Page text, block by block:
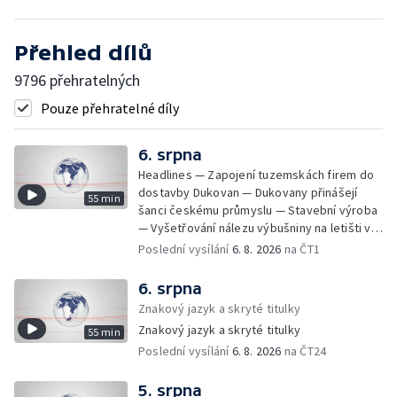
Přehled dílů
9796 přehratelných
Pouze přehratelné díly
55 min
6. srpna
Headlines — Zapojení tuzemskách firem do
dostavby Dukovan — Dukovany přinášejí
šanci českému průmyslu — Stavební výroba
— Vyšetřování nálezu výbušniny na letišti v
Lipsku — Bourání torza vyhořelé budovy ve
Omezování spotřeby vody v Jihlavě — Čistý
zisk bank — Jednání o ukončení bojů na
Blízkém východě — Opakované údery na
jižní Libanon — Přibylo zásahů horské služby
— Bezpečnostní opatření kvůli Evropské lize
Oscara — Doživotní trest pro Afghánce —
Poslední vysílání6. 8. 2026 na ČT1
55 min
6. srpna
Znakový jazyk a skryté titulky
Znakový jazyk a skryté titulky
Poslední vysílání6. 8. 2026 na ČT24
5. srpna